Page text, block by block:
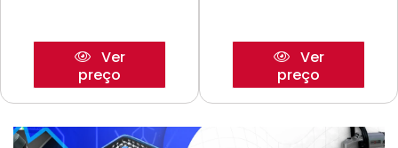
Ver
preço
Ver
preço